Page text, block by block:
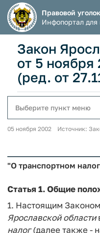
Правовой
Инфопортал
Закон
от 5 ноября
(ред. от
Выберите пункт меню
05 ноября 2002 Источник:
"О транспортном
Статья 1.Общие
1. Настоящим
Ярославской области
налог(далее также -